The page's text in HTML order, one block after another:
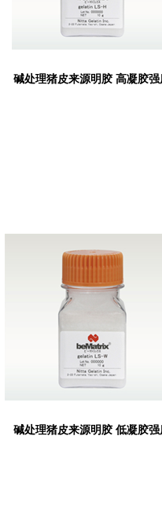
碱处理猪皮来源明胶 高凝胶强
碱处理猪皮来源明胶 低凝胶强